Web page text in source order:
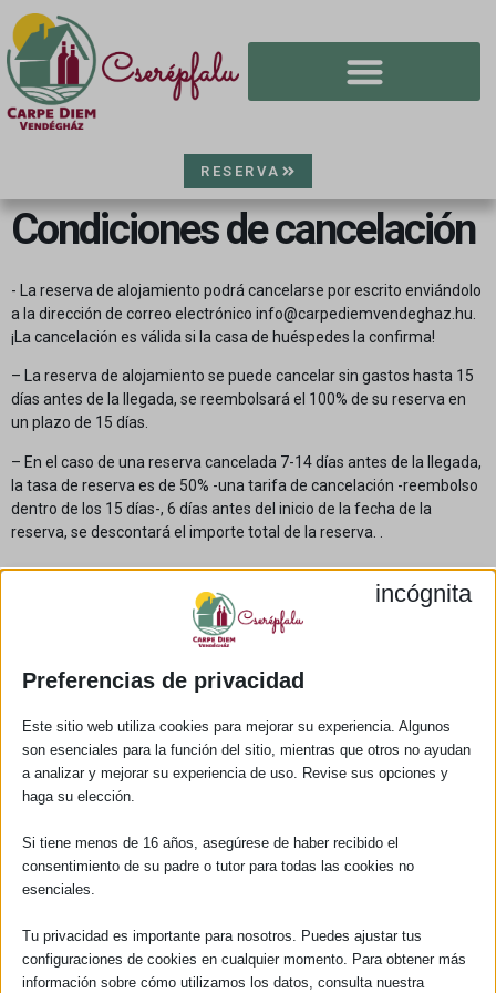
RESERVA
Condiciones de cancelación
- La reserva de alojamiento podrá cancelarse por escrito enviándolo
a la dirección de correo electrónico info@carpediemvendeghaz.hu.
¡La cancelación es válida si la casa de huéspedes la confirma!
– La reserva de alojamiento se puede cancelar sin gastos hasta 15
días antes de la llegada, se reembolsará el 100% de su reserva en
un plazo de 15 días.
– En el caso de una reserva cancelada 7-14 días antes de la llegada,
la tasa de reserva es de 50% -una tarifa de cancelación -reembolso
dentro de los 15 días-, 6 días antes del inicio de la fecha de la
reserva, se descontará el importe total de la reserva. .
en un edificio construido en 1821 y rodeado de gruesos
muros de piedra, ofrece un descanso tranquilo y
confortable para nuestros huéspedes.
Enlaces rápidos
Preferencias de privacidad
incógnita
Este sitio web utiliza cookies para mejorar su experiencia. Algunos
son esenciales para la función del sitio, mientras que otros no ayudan
a analizar y mejorar su experiencia de uso. Revise sus opciones y
haga su elección.
Si tiene menos de 16 años, asegúrese de haber recibido el
consentimiento de su padre o tutor para todas las cookies no
esenciales.
Tu privacidad es importante para nosotros. Puedes ajustar tus
configuraciones de cookies en cualquier momento. Para obtener más
información sobre cómo utilizamos los datos, consulta nuestra